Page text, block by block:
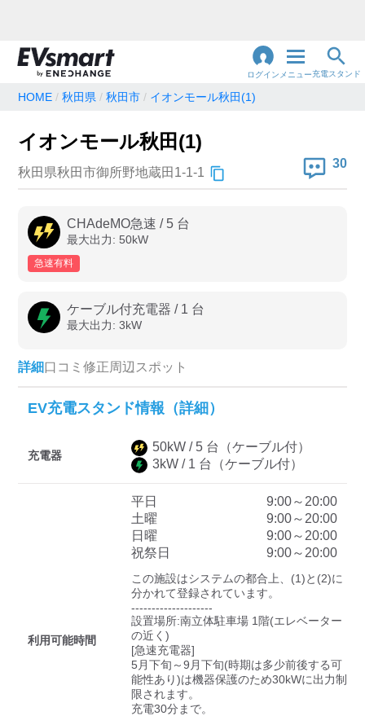
ログイン メニュー充電スタンド
地名・観光スポット・住所で検索
充電器の種類
急速充電器のみ表示
高速道路上のみ表示
認証システム
EV充電エネチェンジ
三菱ディーラーを表示
日産ディーラーを表示
中速-20kW-以上 急速-44kW-以上
HOME 秋田県 秋田市 イオンモール秋田(1)
イオンモール秋田(1)
秋田県秋田市御所野地蔵田1-1-1
30
CHAdeMO急速 / 5 台
最大出力: 50kW
急速有料
ケーブル付充電器 / 1 台
最大出力: 3kW
詳細口コミ 修正周辺スポット
EV充電スタンド情報（詳細）
充電器
50kW / 5 台
（ケーブル付）
3kW / 1 台 （ケーブル付）
利用可能時間
平日
9:00～20:00
土曜
9:00～20:00
日曜
9:00～20:00
祝祭日
9:00～20:00
この施設はシステムの都合上、(1)と(2)に
分かれて登録されています。
--------------------
設置場所:南立体駐車場 1階(エレベーター
の近く)
[急速充電器]
5月下旬～9月下旬(時期は多少前後する可
能性あり)は機器保護のため30kWに出力制
限されます。
充電30分まで。